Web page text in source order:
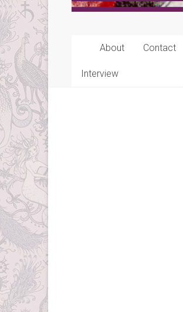
About Contact
Interview